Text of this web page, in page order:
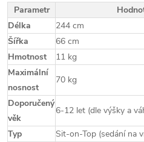
Parametr
Délka
244 cm
Šířka
66 cm
Hmotnost
11 kg
Maximální
nosnost
70 kg
Doporučený
věk
6-12 let (dle výšky a
Typ Sit-on-Top (sedání na